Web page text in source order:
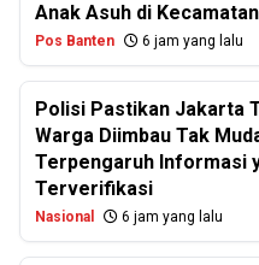
Anak Asuh di
Pos Banten 6 jam yang lalu
Polisi Pastikan Jakarta
Warga Diimbau Tak
Terpengaruh Informasi
Terverifikasi
Nasional 6 jam yang lalu